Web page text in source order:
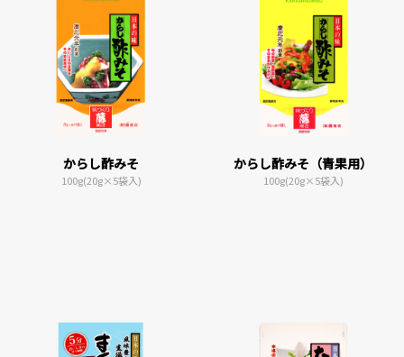
からし酢みそ
100g(20g×5袋入)
からし酢みそ（青果用）
100g(20g×5袋入)